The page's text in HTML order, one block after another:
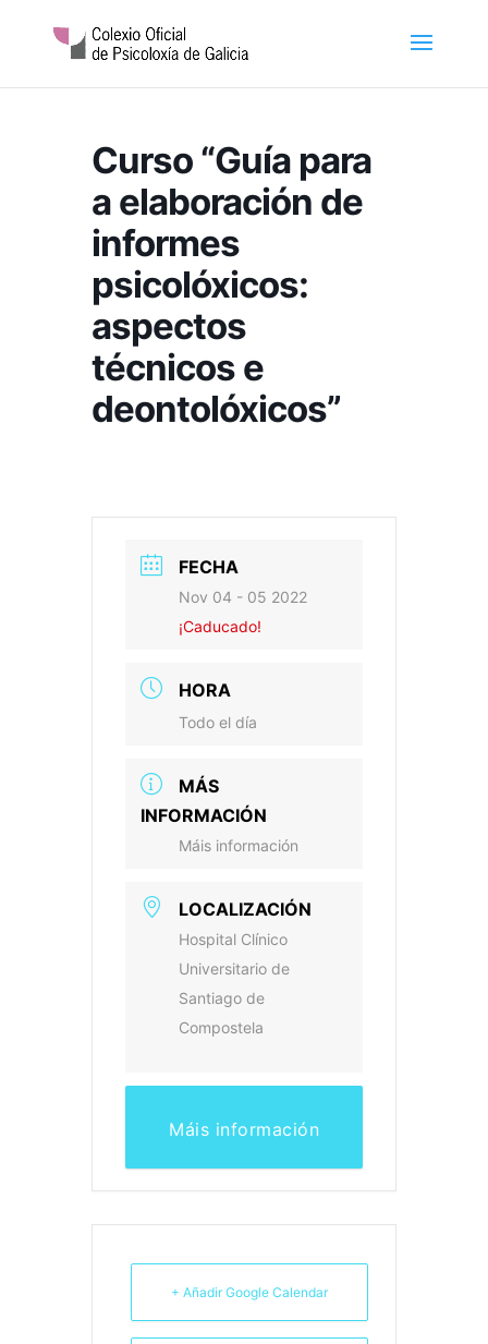
Curso “Guía para
a elaboración de
informes
psicolóxicos:
aspectos
técnicos e
deontolóxicos”
FECHA
Nov 04 - 05 2022
¡Caducado!
HORA
Todo el día
MÁS
INFORMACIÓN
Máis información
LOCALIZACIÓN
Hospital Clínico
Universitario de
Santiago de
Compostela
Máis información
+ Añadir Google Calendar